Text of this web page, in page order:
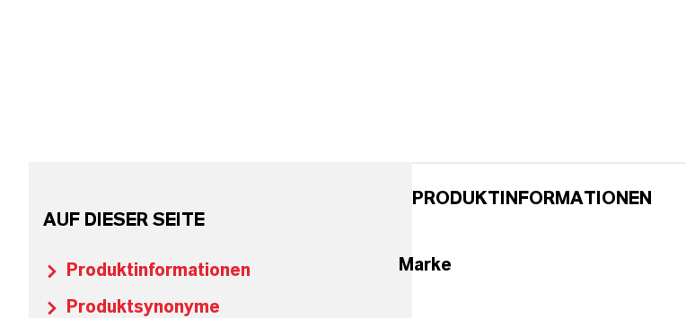
AUF DIESER SEITE
Produktinformationen
Produktsynonyme
PRODUKTINFORMATIONEN
Marke